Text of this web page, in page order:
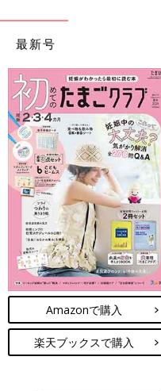
最新号
Amazonで購入
楽天ブックスで購入